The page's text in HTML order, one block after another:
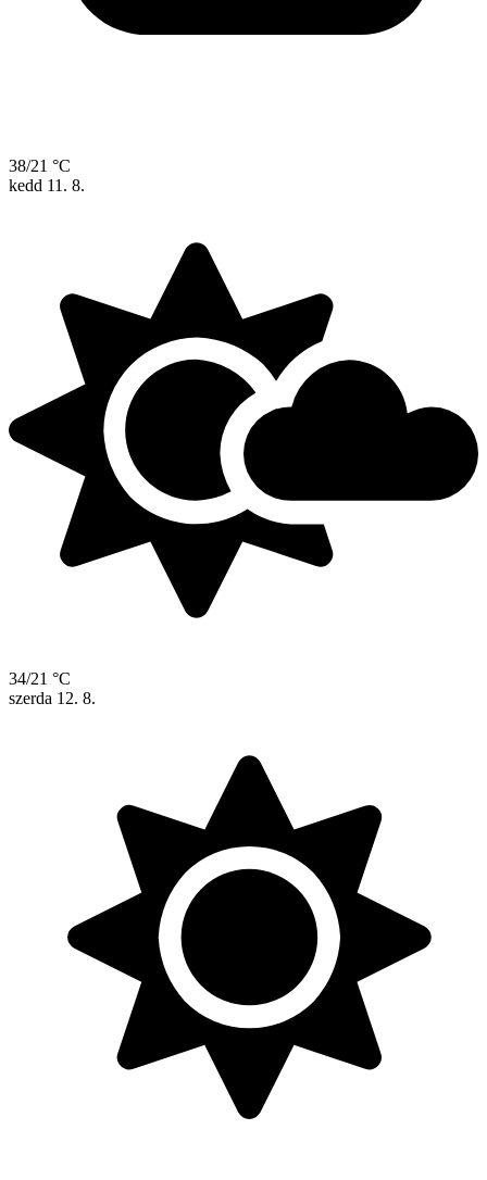
38/21 °C
kedd 11. 8.
34/21 °C
szerda 12. 8.